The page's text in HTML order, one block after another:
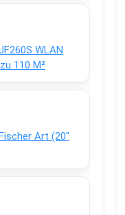
WLAN
110 M²
Art (20″